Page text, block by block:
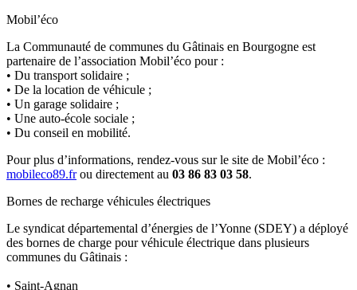
Mobil’éco
La Communauté de communes du Gâtinais en Bourgogne est
partenaire de l’association Mobil’éco pour :
• Du transport solidaire ;
• De la location de véhicule ;
• Un garage solidaire ;
• Une auto-école sociale ;
• Du conseil en mobilité.
Pour plus d’informations, rendez-vous sur le site de Mobil’éco :
mobileco89.frou directement au 03 86 83 03 58.
Bornes de recharge véhicules électriques
Le syndicat départemental d’énergies de l’Yonne (SDEY) a déployé
des bornes de charge pour véhicule électrique dans plusieurs
communes du Gâtinais :
• Saint-Agnan